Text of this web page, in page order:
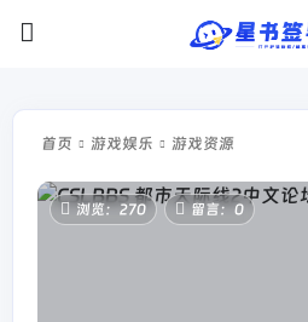
首页 游戏娱乐 游戏资源
浏览：270 留言：0